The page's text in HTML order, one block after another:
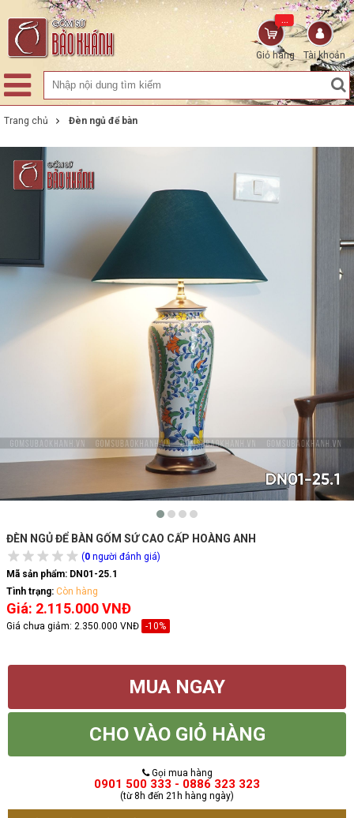
Tài khoản
Giỏ hàng
...
Trang chủ Đèn ngủ để bàn
ĐÈN NGỦ ĐỂ BÀN GỐM SỨ CAO CẤP HOÀNG ANH
(0 người đánh giá)
Mã sản phẩm: DN01-25.1
Tình trạng: Còn hàng
Giá: 2.115.000 VNĐ
Giá chưa giảm: 2.350.000 VNĐ -10%
MUA NGAY
CHO VÀO GIỎ HÀNG
Gọi mua hàng
0901 500 333 - 0886 323 323
(từ 8h đến 21h hàng ngày)